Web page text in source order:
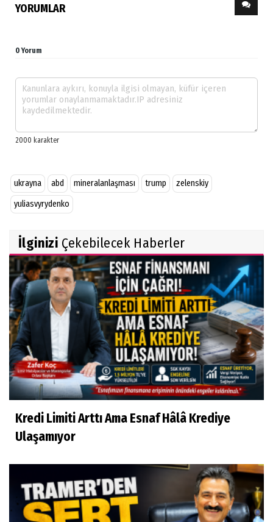
YORUMLAR
0 Yorum
ukrayna abd mineralanlaşması trump
zelenskiy
yuliasvyrydenko
İlginizi Çekebilecek Haberler
Kredi Limiti Arttı Ama Esnaf Hâlâ Krediye
Ulaşamıyor